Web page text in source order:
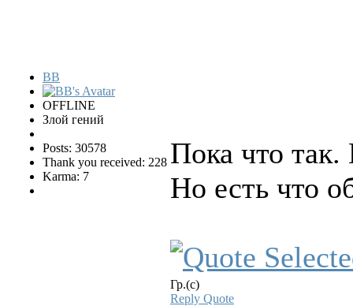
BB
OFFLINE
Злой гений
Posts: 30578
Thank you received: 228
Karma: 7
Пока что так.
Но есть что
Гр.(с)
Reply Quote